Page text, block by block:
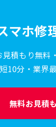
マホ修
見積もり無料
10分・業界
無料お見積